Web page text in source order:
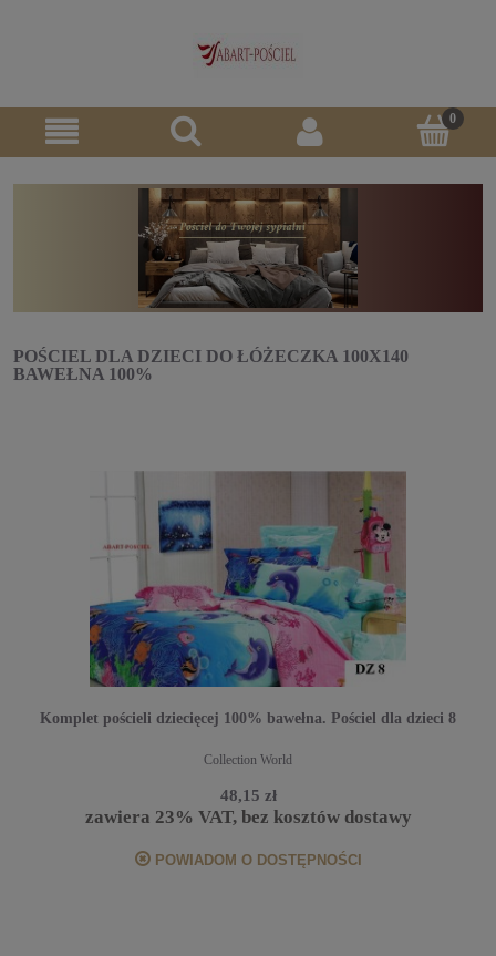
POŚCIEL DLA DZIECI DO ŁÓŻECZKA 100X140
BAWEŁNA 100%
Komplet pościeli dziecięcej 100% bawełna. Pościel dla dzieci 8
Collection World
48,15 zł
zawiera 23% VAT, bez kosztów dostawy
POWIADOM O DOSTĘPNOŚCI